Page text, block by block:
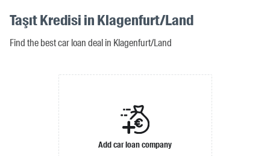
Taşıt Kredisi in Klagenfurt/Land
Find the best car loan deal in Klagenfurt/Land
Add car loan company